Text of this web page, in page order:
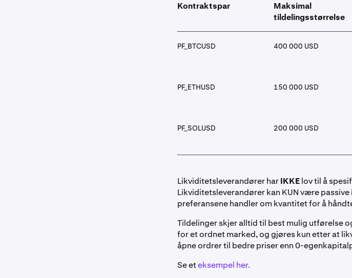
Kontraktspar
Maksimal
tildelingsstørrelse
PF_BTCUSD 400 000 USD
PF_ETHUSD 150 000 USD
PF_SOLUSD 200 000 USD
Likviditetsleverandører harIKKElov til å
Likviditetsleverandører kan KUN være passive
preferansene handler om kvantitet for å
Tildelinger skjer alltid til best mulig utførelse
for et ordnet marked, og gjøres kun etter at
åpne ordrer til bedre priser enn 0-
Se eteksempel her.